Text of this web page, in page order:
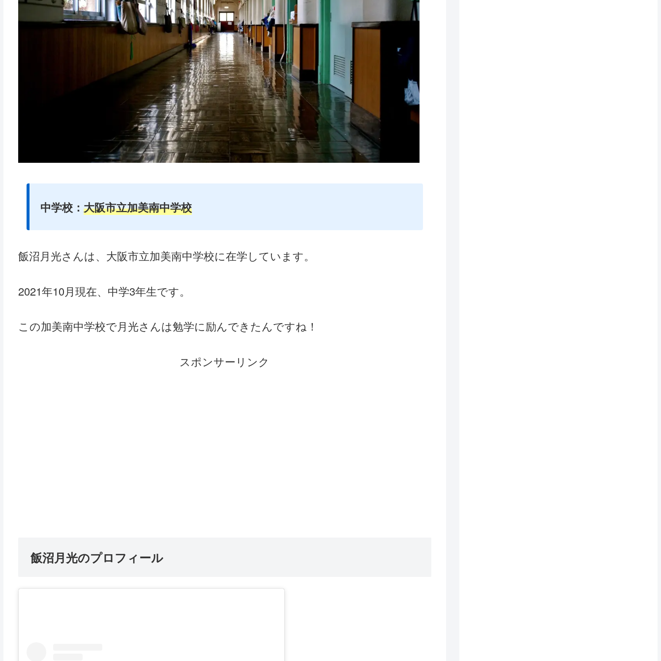
中学校： 大阪市立加美南中学校
飯沼月光さんは、大阪市立加美南中学校に在学しています。
2021年10月現在、中学3年生です。
この加美南中学校で月光さんは勉学に励んできたんですね！
スポンサーリンク
飯沼月光のプロフィール